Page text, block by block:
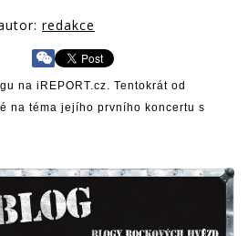
redakce
na iREPORT.cz. Tentokrát od
na téma jejího prvního koncertu s